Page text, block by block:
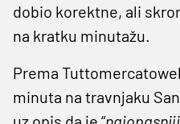
dobio korektne, ali
na kratku minutažu.
Prema
minuta na travnjaku